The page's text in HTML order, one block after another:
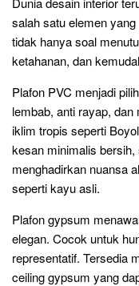
salah satu elemen
tidak hanya soal
ketahanan, dan
Plafon PVC menjadi
lembab, anti rayap,
iklim tropis seperti
kesan minimalis
menghadirkan nuansa
seperti kayu asli.
Plafon gypsum
elegan. Cocok untuk
representatif. Tersedia
ceiling gypsum yang